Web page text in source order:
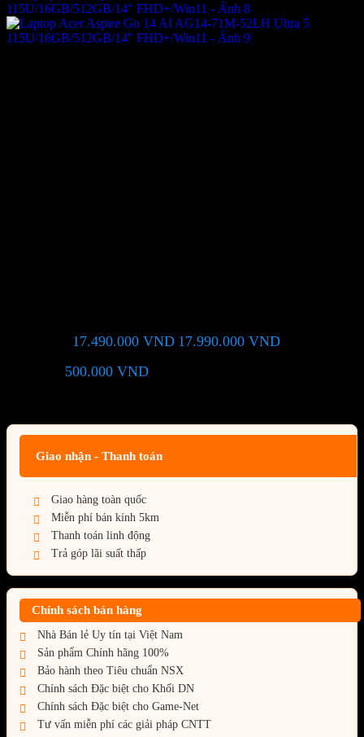
17.490.000 VND 17.990.000 VND
500.000 VND
Giao nhận - Thanh toán
Giao hàng toàn quốc
Miễn phí bán kính 5km
Thanh toán linh động
Trả góp lãi suất thấp
Chính sách bán hàng
Nhà Bán lẻ Uy tín tại Việt Nam
Sản phẩm Chính hãng 100%
Bảo hành theo Tiêu chuẩn NSX
Chính sách Đặc biệt cho Khối DN
Chính sách Đặc biệt cho Game-Net
Tư vấn miễn phí các giải pháp CNTT